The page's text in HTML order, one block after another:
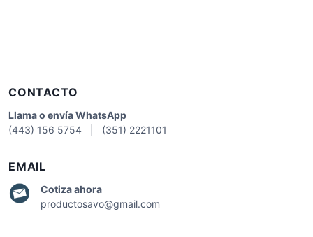
CONTACTO
Llama o envía WhatsApp
(443) 156 5754 | (351) 2221101
EMAIL
Cotizaahora
productosavo@gmail.com